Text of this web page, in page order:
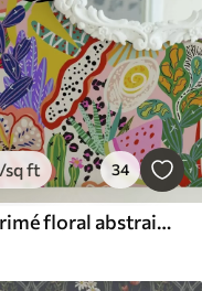
/sq ft 34
Papier peint Imprimé floral abstrait de style pop art